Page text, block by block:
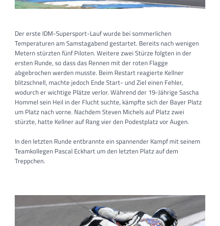
Der erste IDM-Supersport-Lauf wurde bei sommerlichen
Temperaturen am Samstagabend gestartet. Bereits nach wenigen
Metern stürzten fünf Piloten. Weitere zwei Stürze folgten in der
ersten Runde, so dass das Rennen mit der roten Flagge
abgebrochen werden musste. Beim Restart reagierte Kellner
blitzschnell, machte jedoch Ende Start- und Ziel einen Fehler,
wodurch er wichtige Plätze verlor. Während der 19-Jährige Sascha
Hommel sein Heil in der Flucht suchte, kämpfte sich der Bayer Platz
um Platz nach vorne. Nachdem Steven Michels auf Platz zwei
stürzte, hatte Kellner auf Rang vier den Podestplatz vor Augen.
In den letzten Runde entbrannte ein spannender Kampf mit seinem
Teamkollegen Pascal Eckhart um den letzten Platz auf dem
Treppchen.